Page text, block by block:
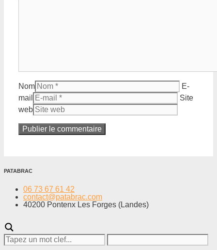
Nom
E-
mail
Site
web
PATABRAC
06 73 67 61 42
contact@patabrac.com
40200 Pontenx Les Forges (Landes)